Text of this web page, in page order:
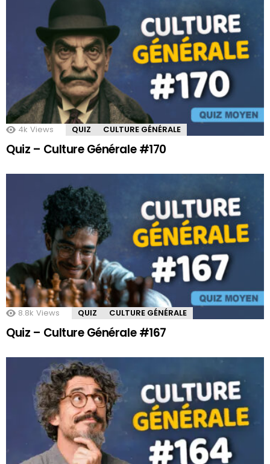
4k Views QUIZ CULTURE GÉNÉRALE
Quiz – Culture Générale #170
8.8k Views QUIZ CULTURE GÉNÉRALE
Quiz – Culture Générale #167